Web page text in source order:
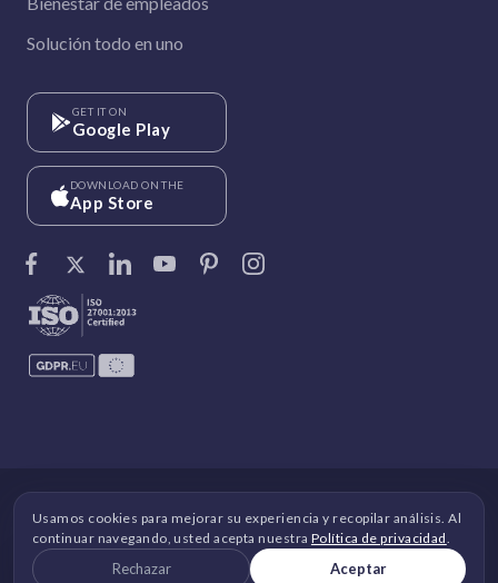
Solución todo en uno
GET IT ON
Google Play
DOWNLOAD ON THE
App Store
DPDP|RGPD|Seguridad|Términos y condiciones|
Política de privacidad
| Política de cookies
Usamos cookies para mejorar su experiencia y recopilar análisis. Al
continuar navegando, usted acepta nuestra Política de privacidad.
Rechazar Aceptar